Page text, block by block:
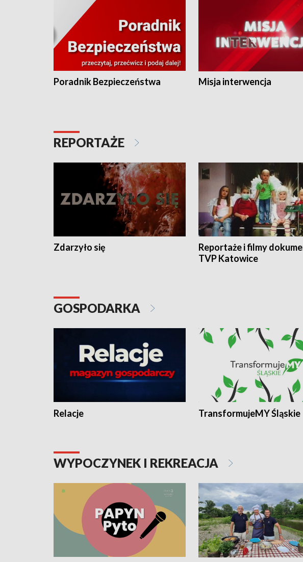
Poradnik Bezpieczeństwa Misja interwencja
REPORTAŻE
Zdarzyło się
Reportaże i filmy
TVP Katowice
GOSPODARKA
Relacje TransformujeMY Śląskie
WYPOCZYNEK I REKREACJA